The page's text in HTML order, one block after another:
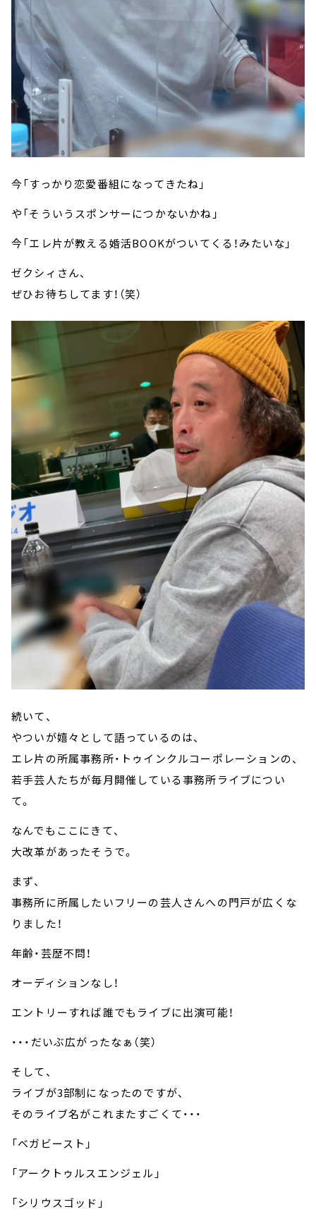
今「すっかり恋愛番組になってきたね」
や「そういうスポンサーにつかないかね」
今「エレ片が教える婚活BOOKがついてくる！みたいな」
ゼクシィさん、
ぜひお待ちしてます！（笑）
続いて、
やついが嬉々として語っているのは、
エレ片の所属事務所・トゥインクルコーポレーションの、
若手芸人たちが毎月開催している事務所ライブについ
て。
なんでもここにきて、
大改革があったそうで。
まず、
事務所に所属したいフリーの芸人さんへの門戸が広くな
りました！
年齢・芸歴不問！
オーディションなし！
エントリーすれば誰でもライブに出演可能！
・・・だいぶ広がったなぁ（笑）
そして、
ライブが3部制になったのですが、
そのライブ名がこれまたすごくて・・・
「ベガビースト」
「アークトゥルスエンジェル」
「シリウスゴッド」